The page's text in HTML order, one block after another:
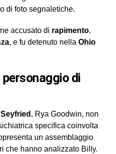
di foto segnaletiche.
accusato di rapimento,
, e fu detenuto nella Ohio
, Rya Goodwin, non
specifica coinvolta
un assemblaggio
che hanno analizzato Billy.